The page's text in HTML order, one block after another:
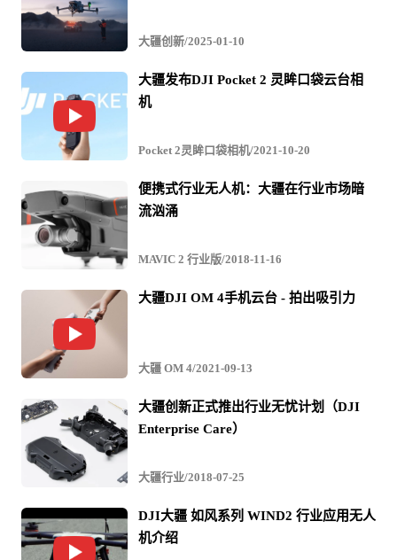
凭借时钟同步设计，Phantom 4 RTK的飞控、相机与RTK的
时钟系统实现微秒级同步，相机成像时刻误差低至毫秒
级。 通过对相机镜头中心点位置和天线中心点位置进行补
偿，在RTK精准定位的同时，位置信息与相机的时间误差
显著减少。影像获得更加精确的位置信息，满足高精度航
测需求。航测作业还可免去传统作业过程中的像控点布
设，达到辅助空中三角测量免像控点效果，简化作业流
程，降低时间成本。
制距离远达7公里*；支持4G网络、集成1080p高亮显示
屏，可热插拔更换电池，为室外长时作业提供全面保障。
大疆创新/2025-01-10
大疆发布DJI Pocket 2 灵眸口袋云台相
机
Pocket 2灵眸口袋相机/2021-10-20
便携式行业无人机：大疆在行业市场暗
流汹涌
MAVIC 2 行业版/2018-11-16
大疆DJI OM 4手机云台 - 拍出吸引力
大疆 OM 4/2021-09-13
大疆创新正式推出行业无忧计划（DJI
Enterprise Care）
大疆行业/2018-07-25
DJI大疆 如风系列 WIND2 行业应用无人
机介绍